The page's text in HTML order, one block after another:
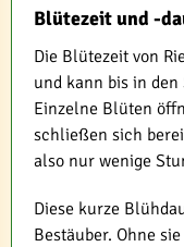
Blütezeit und -
Die Blütezeit von
und kann bis in
Einzelne Blüten
schließen sich
also nur wenige
Diese kurze
Bestäuber. Ohne